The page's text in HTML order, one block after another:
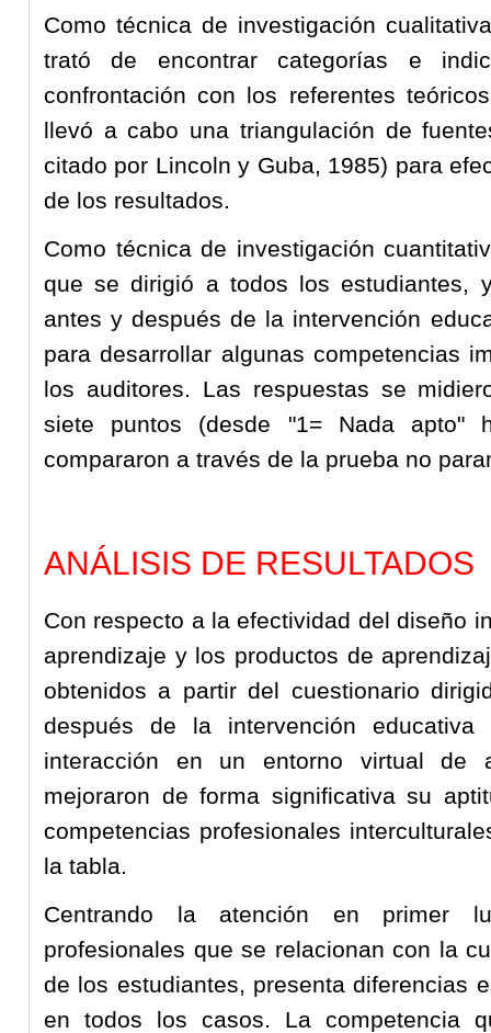
Como técnica de investigación
trató de encontrar categorías e
confrontación con los referentes
llevó a cabo una triangulación de
citado por Lincoln y Guba, 1985) para
de los resultados.
Como técnica de investigación
que se dirigió a todos los estudiantes,
antes y después de la intervención
para desarrollar algunas competencias
los auditores. Las respuestas se
siete puntos (desde "1= Nada apto"
compararon a través de la prueba no
ANÁLISIS DE RESULTADOS
Con respecto a la efectividad del diseño
aprendizaje y los productos de
obtenidos a partir del cuestionario
después de la intervención
interacción en un entorno virtual de
mejoraron de forma significativa su
competencias profesionales
la tabla.
Centrando la atención en primer
profesionales que se relacionan con la
de los estudiantes, presenta diferencias
en todos los casos. La competencia